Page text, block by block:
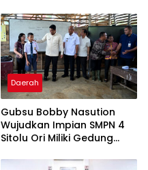
Pembangunan
Daerah
Gubsu Bobby Nasution
Wujudkan Impian SMPN 4
Sitolu Ori Miliki Gedung